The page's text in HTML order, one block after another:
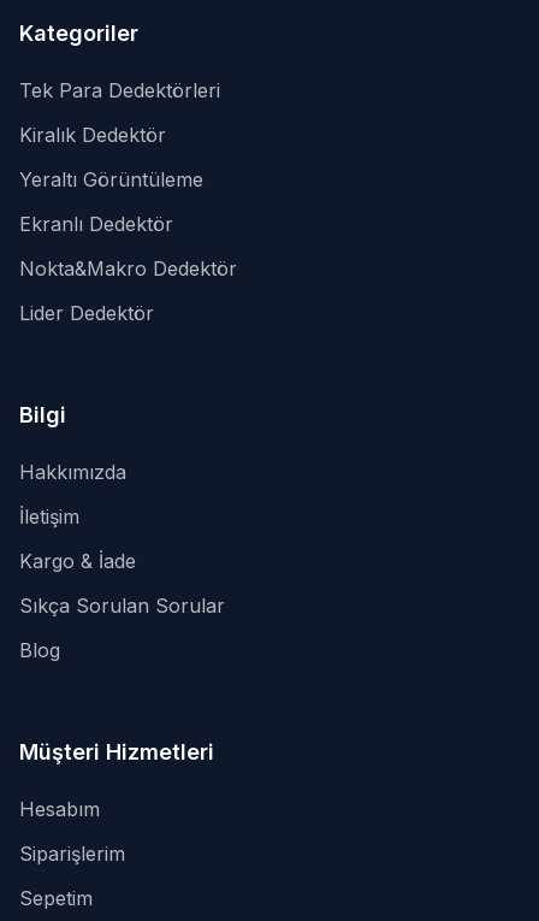
Kategoriler
Tek Para Dedektörleri
Kiralık Dedektör
Yeraltı Görüntüleme
Ekranlı Dedektör
Nokta&Makro Dedektör
Lider Dedektör
Bilgi
Hakkımızda
İletişim
Kargo & İade
Sıkça Sorulan Sorular
Blog
Müşteri Hizmetleri
Hesabım
Siparişlerim
Sepetim